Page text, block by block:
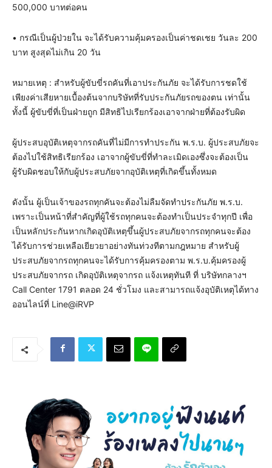
500,000 บาทต่อคน
• กรณีเป็นผู้ป่วยใน จะได้รับความคุ้มครองเป็นค่าชดเชย วันละ 200
บาท สูงสุดไม่เกิน 20 วัน
หมายเหตุ : สำหรับผู้ขับขี่รถคันที่เอาประกันภัย จะได้รับการชดใช้
เพียงค่าเสียหายเบื้องต้นจากบริษัทที่รับประกันภัยรถของตน เท่านั้น
ทั้งนี้ ผู้ขับขี่ที่เป็นฝ่ายถูก มีสิทธิไปเรียกร้องเอาจากฝ่ายที่ต้องรับผิด
ผู้ประสบอุบัติเหตุจากรถคันที่ไม่มีการทำประกัน พ.ร.บ. ผู้ประสบภัยจะ
ต้องไปใช้สิทธิเรียกร้อง เอาจากผู้ขับขี่ที่ทำละเมิดเองซึ่งจะต้องเป็น
ผู้รับผิดชอบให้กับผู้ประสบภัยจากอุบัติเหตุที่เกิดขึ้นทั้งหมด
ดังนั้น ผู้เป็นเจ้าของรถทุกคันจะต้องไม่ลืมจัดทำประกันภัย พ.ร.บ.
เพราะเป็นหน้าที่สำคัญที่ผู้ใช้รถทุกคนจะต้องทำเป็นประจำทุกปี เพื่อ
เป็นหลักประกันหากเกิดอุบัติเหตุขึ้นผู้ประสบภัยจากรถทุกคนจะต้อง
ได้รับการช่วยเหลือเยียวยาอย่างทันท่วงทีตามกฎหมาย สำหรับผู้
ประสบภัยจากรถทุกคนจะได้รับการคุ้มครองตาม พ.ร.บ.คุ้มครองผู้
ประสบภัยจากรถ เกิดอุบัติเหตุจากรถ แจ้งเหตุทันที ที่ บริษัทกลางฯ
Call Center 1791 ตลอด 24 ชั่วโมง และสามารถแจ้งอุบัติเหตุได้ทาง
ออนไลน์ที่ Line@iRVP